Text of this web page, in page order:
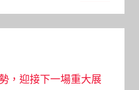
，迎接下一場重大展